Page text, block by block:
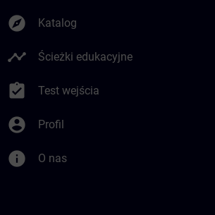
explore Katalog
timeline Ścieżki edukacyjne
assignment_turned_in Test wejścia
account_circle Profil
info O nas